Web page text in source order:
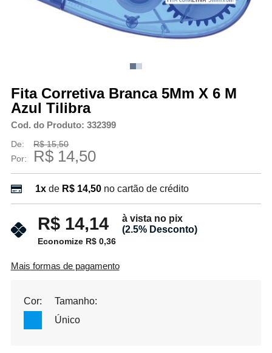
Fita Corretiva Branca 5Mm X 6 M
Azul Tilibra
Cod. do Produto: 332399
De:
R$ 15,50
Por:
R$ 14,50
1xde R$ 14,50 no cartão de crédito
R$ 14,14
à vista no pix
(2.5% Desconto)
Economize R$ 0,36
Mais formas de pagamento
Cor:
Tamanho:
Único